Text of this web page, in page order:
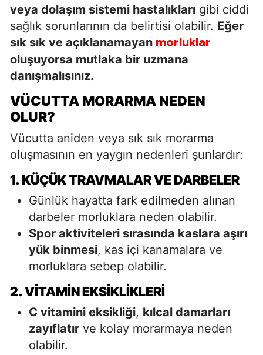
veya dolaşım sistemi hastalıkları gibi ciddi
sağlık sorunlarının da belirtisi olabilir. Eğer
sık sık ve açıklanamayan morluklar
oluşuyorsa mutlaka bir uzmana
danışmalısınız.
VÜCUTTA MORARMA NEDEN
OLUR?
Vücutta aniden veya sık sık morarma
oluşmasının en yaygın nedenleri şunlardır:
1. KÜÇÜK TRAVMALAR VE DARBELER
Günlük hayatta fark edilmeden alınan
darbeler morluklara neden olabilir.
Spor aktiviteleri sırasında kaslara aşırı
yük binmesi, kas içi kanamalara ve
morluklara sebep olabilir.
2. VITAMIN EKSIKLIKLERI
C vitamini eksikliği, kılcal damarları
zayıflatır ve kolay morarmaya neden
olabilir.